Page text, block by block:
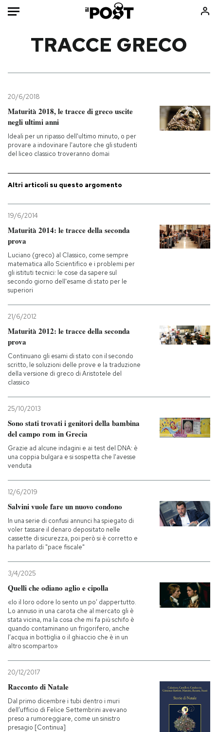
Mondo
Politica
Tecnologia
Internet
Scienza
Economia
Consumismi
Ok Boomer!
NEWSLETTER
SHOP
CALENDARIO
AREA PERSONALE
Entra
TRACCE GRECO
20/6/2018
Maturità 2018, le tracce di greco uscite
negli ultimi anni
Ideali per un ripasso dell'ultimo minuto, o per
provare a indovinare l'autore che gli studenti
del liceo classico troveranno domai
Altri articoli su questo argomento
19/6/2014
Maturità 2014: le tracce della seconda
prova
Luciano (greco) al Classico, come sempre
matematica allo Scientifico e i problemi per
gli istituti tecnici: le cose da sapere sul
secondo giorno dell'esame di stato per le
superiori
21/6/2012
Maturità 2012: le tracce della seconda
prova
Continuano gli esami di stato con il secondo
scritto, le soluzioni delle prove e la traduzione
della versione di greco di Aristotele del
classico
25/10/2013
Sono stati trovati i genitori della bambina
del campo rom in Grecia
Grazie ad alcune indagini e ai test del DNA: è
una coppia bulgara e si sospetta che l'avesse
venduta
12/6/2019
Salvini vuole fare un nuovo condono
In una serie di confusi annunci ha spiegato di
voler tassare il denaro depositato nelle
cassette di sicurezza, poi però si è corretto e
ha parlato di "pace fiscale"
3/4/2025
Quelli che odiano aglio e cipolla
«Io il loro odore lo sento un po’ dappertutto.
Lo annuso in una carota che al mercato gli è
stata vicina, ma la cosa che mi fa più schifo è
quando contaminano un frigorifero, anche
l’acqua in bottiglia o il ghiaccio che è in un
altro scomparto»
20/12/2017
Racconto di Natale
Dal primo dicembre i tubi dentro i muri
dell’ufficio di Felice Settembrini avevano
preso a rumoreggiare, come un sinistro
presagio [Continua]